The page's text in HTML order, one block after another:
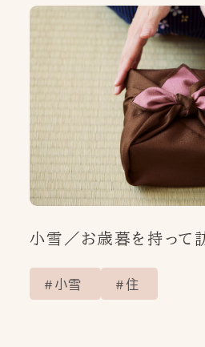
ONLINE
オンライ
PRIVACY POLICY
小雪／お歳暮を持って
小雪 住